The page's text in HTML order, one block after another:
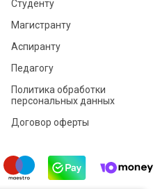
Студенту
Магистранту
Аспиранту
Педагогу
Политика обработки
персональных данных
Договор оферты